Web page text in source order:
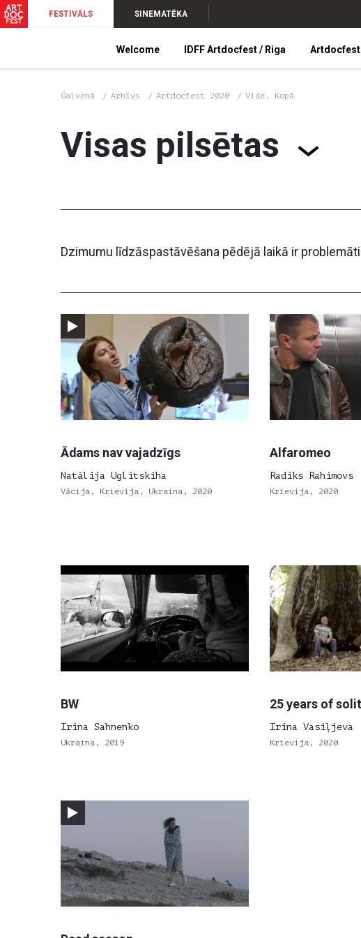
FESTIVĀLS SINEMATĒKA
Welcome IDFF Artdocfest / Riga Artdocfest
Galvenā Arhīvs Artdocfest 2020 Vide. Kopā
Visas pilsētas
Dzimumu līdzāspastāvēšana pēdējā laikā ir
Ādams nav vajadzīgs
Natālija Uglitskiha
Vācija, Krievija, Ukraina, 2020
Alfaromeo
Radiks Rahimovs
Krievija, 2020
BW
Irina Sahnenko
Ukraina, 2019
25 years of
Irina Vasiļjeva
Krievija, 2020